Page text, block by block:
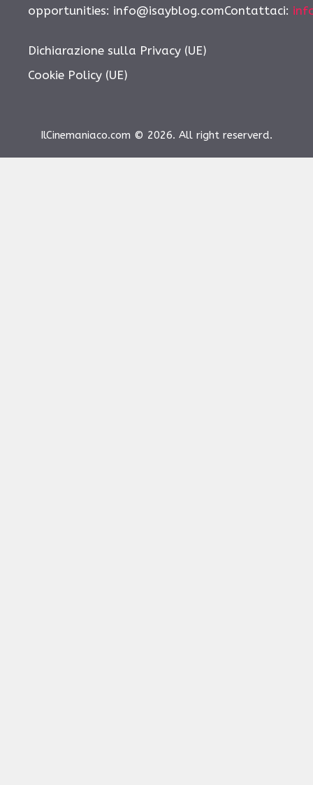
opportunities: info@isayblog.comContattaci:
Dichiarazione sulla Privacy (UE)
Cookie Policy (UE)
IlCinemaniaco.com © 2026. All right reserverd.